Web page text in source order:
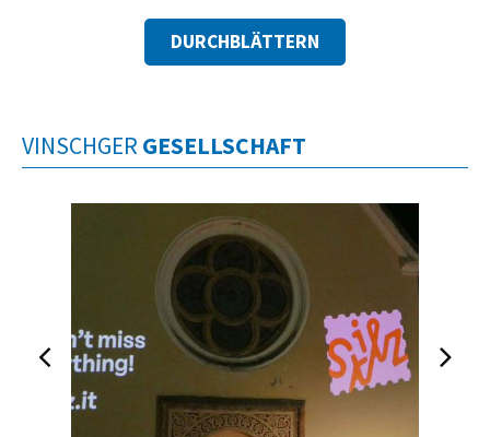
DURCHBLÄTTERN
VINSCHGER GESELLSCHAFT